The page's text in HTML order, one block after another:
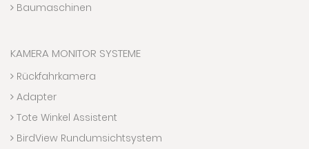
Baumaschinen
KAMERA MONITOR SYSTEME
Rückfahrkamera
Adapter
Tote Winkel Assistent
BirdView Rundumsichtsystem